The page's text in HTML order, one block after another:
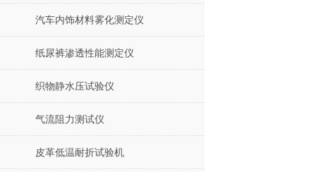
汽车内饰材料雾化测定仪
纸尿裤渗透性能测定仪
织物静水压试验仪
气流阻力测试仪
皮革低温耐折试验机